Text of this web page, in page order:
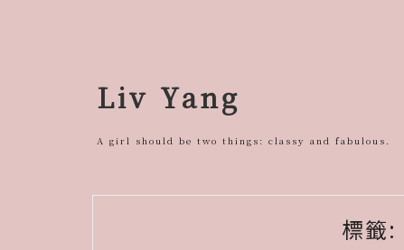
Liv Yang
A girl should be two things: classy and fabulous.
標籤: